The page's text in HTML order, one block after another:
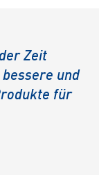
Zeit
und
für